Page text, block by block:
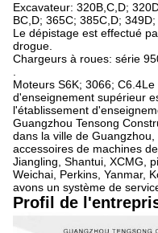
Excavateur: 320B,C,D;
BC,D; 365C; 385C,D; 349D;
Le dépistage est effectué
drogue.
Chargeurs à roues: série
Moteurs S6K; 3066;
d'enseignement supérieur
l'établissement
Guangzhou Tensong
dans la ville de
accessoires de machines
Jiangling, Shantui, XCMG,
Weichai, Perkins, Yanmar,
avons un système de
Profil de